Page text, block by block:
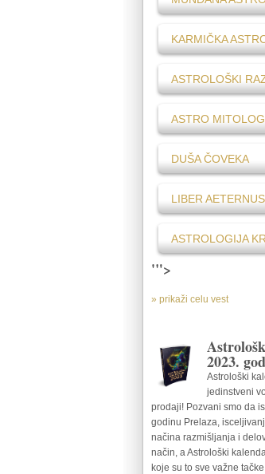
KARMIČKA
ASTROLOŠKI
ASTRO
DUŠA ČOVEKA
LIBER AETERNUS
ASTROLOGIJA
'">
» prikaži celu vest
2023.
Astrološki
jedinstveni
prodaji! Pozvani smo da
godinu Prelaza,
načina razmišljanja i
način, a Astrološki
koje su to sve važne